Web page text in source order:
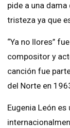
pide a una
tristeza ya que
“Ya no llores”
compositor y
canción fue
del Norte en
Eugenia León